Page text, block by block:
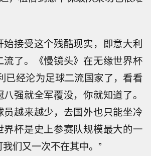
始接受这个残酷现实，即意大利
流了。《慢镜头》在无缘世界杯
已经沦为足球二流国家了，看看
强就全军覆没，你就知道了。
员越来越少，去国外也只能坐冷
杯是史上参赛队规模最大的一
们又一次不在其中。”